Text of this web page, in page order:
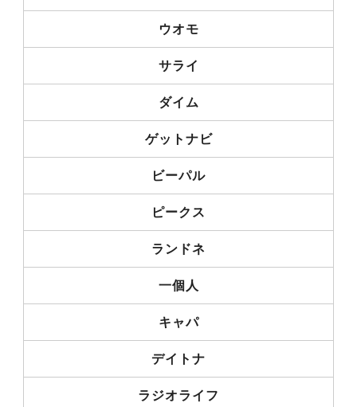
ウオモ
サライ
ダイム
ゲットナビ
ビーパル
ピークス
ランドネ
一個人
キャパ
デイトナ
ラジオライフ